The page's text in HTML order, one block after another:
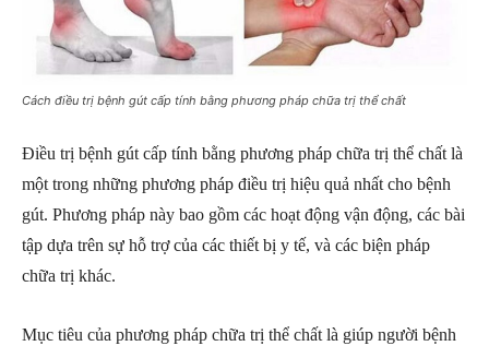
Cách điều trị bệnh gút cấp tính bằng phương pháp chữa trị thể chất
Điều trị bệnh gút cấp tính bằng phương pháp chữa trị thể chất là
một trong những phương pháp điều trị hiệu quả nhất cho bệnh
gút. Phương pháp này bao gồm các hoạt động vận động, các bài
tập dựa trên sự hỗ trợ của các thiết bị y tế, và các biện pháp
chữa trị khác.
Mục tiêu của phương pháp chữa trị thể chất là giúp người bệnh